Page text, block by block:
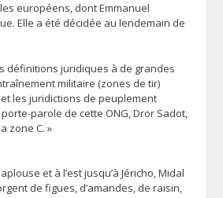
européens, dont Emmanuel
Elle a été décidée au lendemain de
définitions juridiques à de grandes
militaire (zones de tir)
les juridictions de peuplement
parole de cette ONG, Dror Sadot,
zone C. »
et à l’est jusqu’à Jéricho, Midal
de figues, d’amandes, de raisin,